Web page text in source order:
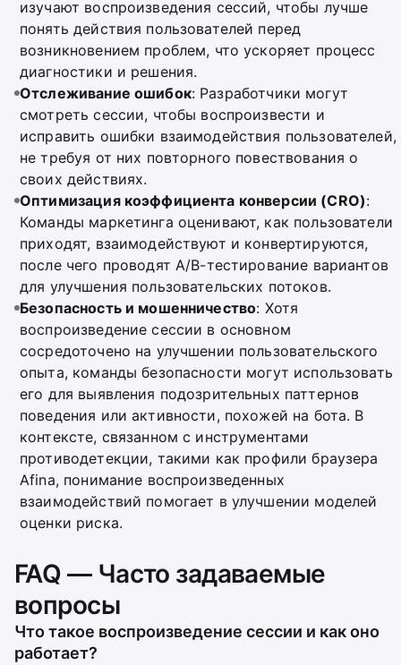
изучают воспроизведения сессий, чтобы лучше
понять действия пользователей перед
возникновением проблем, что ускоряет процесс
диагностики и решения.
Отслеживание ошибок: Разработчики могут
смотреть сессии, чтобы воспроизвести и
исправить ошибки взаимодействия пользователей,
не требуя от них повторного повествования о
своих действиях.
Оптимизация коэффициента конверсии (CRO):
Команды маркетинга оценивают, как пользователи
приходят, взаимодействуют и конвертируются,
после чего проводят A/B-тестирование вариантов
для улучшения пользовательских потоков.
Безопасность и мошенничество: Хотя
воспроизведение сессии в основном
сосредоточено на улучшении пользовательского
опыта, команды безопасности могут использовать
его для выявления подозрительных паттернов
поведения или активности, похожей на бота. В
контексте, связанном с инструментами
противодетекции, такими как профили браузера
Afina, понимание воспроизведенных
взаимодействий помогает в улучшении моделей
оценки риска.
FAQ — Часто задаваемые
вопросы
Что такое воспроизведение сессии и как оно
работает?